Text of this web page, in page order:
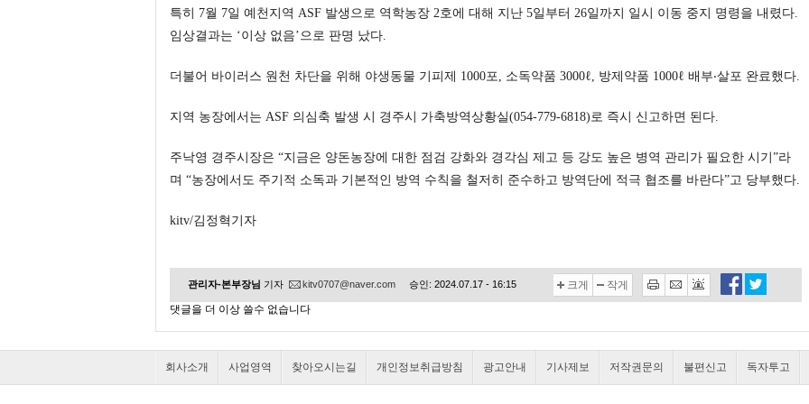
특히 7월 7일 예천지역 ASF 발생으로 역학농장 2호에 대해 지난 5일부터 26일까지 일시 이동 중지 명령을 내렸다.
임상결과는 ‘이상 없음’으로 판명 났다.
더불어 바이러스 원천 차단을 위해 야생동물 기피제 1000포, 소독약품 3000ℓ, 방제약품 1000ℓ 배부‧살포 완료했다.
지역 농장에서는 ASF 의심축 발생 시 경주시 가축방역상황실(054-779-6818)로 즉시 신고하면 된다.
주낙영 경주시장은 “지금은 양돈농장에 대한 점검 강화와 경각심 제고 등 강도 높은 병역 관리가 필요한 시기”라
며 “농장에서도 주기적 소독과 기본적인 방역 수칙을 철저히 준수하고 방역단에 적극 협조를 바란다”고 당부했다.
kitv/김정혁기자
관리자-본부장님 기자 kitv0707@naver.com 승인: 2024.07.17 - 16:15 크게
작게
댓글을 더 이상 쓸수 없습니다
회사소개 사업영역 찾아오시는길 개인정보취급방침 광고안내 기사제보 저작권문의 불편신고 독자투고